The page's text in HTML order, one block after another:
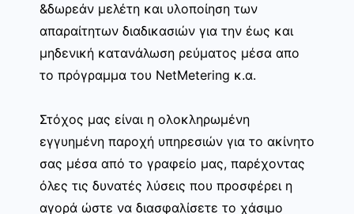
&δωρεάν μελέτη και υλοποίηση των
απαραίτητων διαδικασιών για την έως και
μηδενική κατανάλωση ρεύματος μέσα απο
το πρόγραμμα του NetMetering κ.α.
Στόχος μας είναι η ολοκληρωμένη
εγγυημένη παροχή υπηρεσιών για το ακίνητο
σας μέσα από το γραφείο μας, παρέχοντας
όλες τις δυνατές λύσεις που προσφέρει η
αγορά ώστε να διασφαλίσετε το χάσιμο